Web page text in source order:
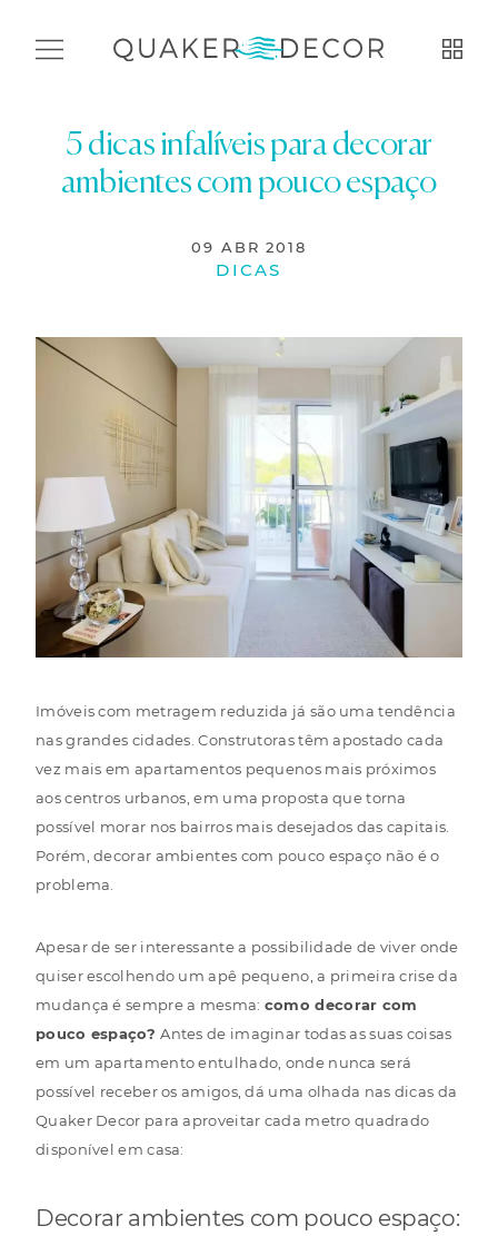
5 dicas infalíveis para decorar
ambientes com pouco espaço
09 ABR 2018
DICAS
Imóveis com metragem reduzida já são uma tendência
nas grandes cidades. Construtoras têm apostado cada
vez mais em apartamentos pequenos mais próximos
aos centros urbanos, em uma proposta que torna
possível morar nos bairros mais desejados das capitais.
Porém, decorar ambientes com pouco espaço não é o
problema.
Apesar de ser interessante a possibilidade de viver onde
quiser escolhendo um apê pequeno, a primeira crise da
mudança é sempre a mesma: como decorar com
pouco espaço?Antes de imaginar todas as suas coisas
em um apartamento entulhado, onde nunca será
possível receber os amigos, dá uma olhada nas dicas da
Quaker Decor para aproveitar cada metro quadrado
disponível em casa:
Decorar ambientes com pouco espaço: